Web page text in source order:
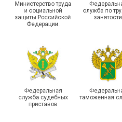
Единство традиций и сила
Министерство труда
и социальной
защиты Российской
Федерации.
служба по
занятости
Федеральная
служба судебных
приставов
таможенная